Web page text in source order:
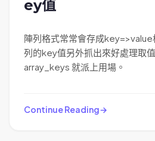
ey值
陣列格式常常會存成
列的key值另外抓出來好處理取
array_keys 就派上用場。
Continue Reading